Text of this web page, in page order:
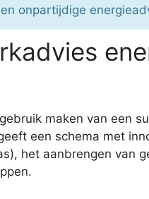
onpartijdige
maken van een
een schema met
het aanbrengen van